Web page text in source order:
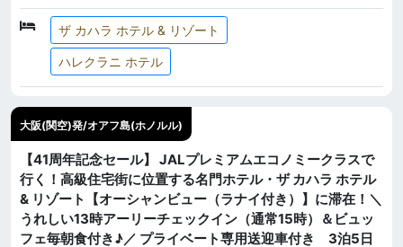
ザ カハラ ホテル & リゾート
ハレクラニ ホテル
大阪(関空)発/オアフ島(ホノルル)
【41周年記念セール】 JALプレミアムエコノミークラスで
行く！高級住宅街に位置する名門ホテル・ザ カハラ ホテル
& リゾート【オーシャンビュー（ラナイ付き）】に滞在！＼
うれしい13時アーリーチェックイン（通常15時）＆ビュッ
フェ毎朝食付き♪／ プライベート専用送迎車付き 3泊5日